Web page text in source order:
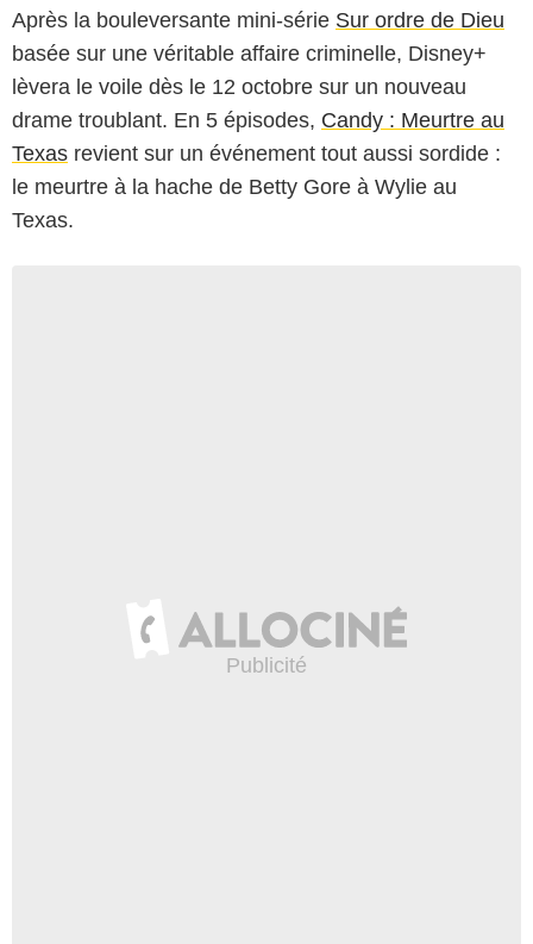
Après la bouleversante mini-série Sur ordre de Dieu
basée sur une véritable affaire criminelle, Disney+
lèvera le voile dès le 12 octobre sur un nouveau
drame troublant. En 5 épisodes, Candy : Meurtre au
Texas revient sur un événement tout aussi sordide :
le meurtre à la hache de Betty Gore à Wylie au
Texas.